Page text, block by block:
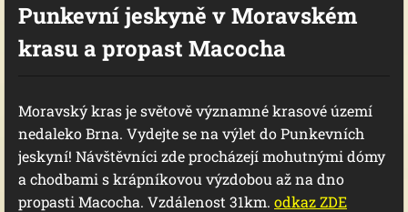
Punkevní jeskyně v Moravském
krasu a propast Macocha
Moravský kras je světově významné krasové území
nedaleko Brna. Vydejte se na výlet do Punkevních
jeskyní! Návštěvníci zde procházejí mohutnými dómy
a chodbami s krápníkovou výzdobou až na dno
propasti Macocha. Vzdálenost 31km. odkaz ZDE